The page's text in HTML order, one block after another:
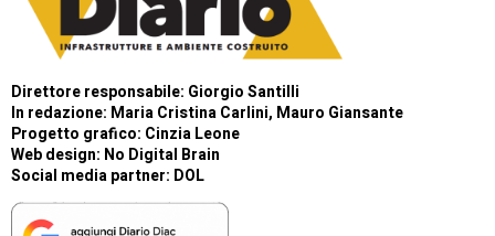
Direttore responsabile: Giorgio Santilli
In redazione: Maria Cristina Carlini, Mauro Giansante
Progetto grafico: Cinzia Leone
Web design: No Digital Brain
Social media partner: DOL